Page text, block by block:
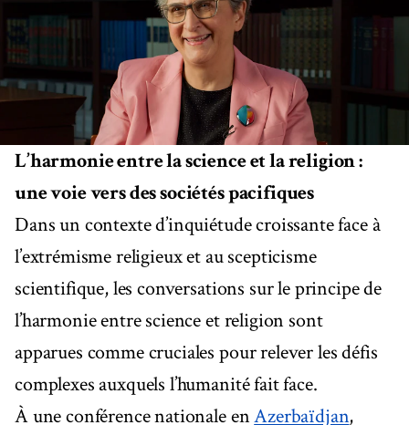
L’harmonie entre la science et la religion :
une voie vers des sociétés pacifiques
Dans un contexte d’inquiétude croissante face à
l’extrémisme religieux et au scepticisme
scientifique, les conversations sur le principe de
l’harmonie entre science et religion sont
apparues comme cruciales pour relever les défis
complexes auxquels l’humanité fait face.
À une conférence nationale enAzerbaïdjan,